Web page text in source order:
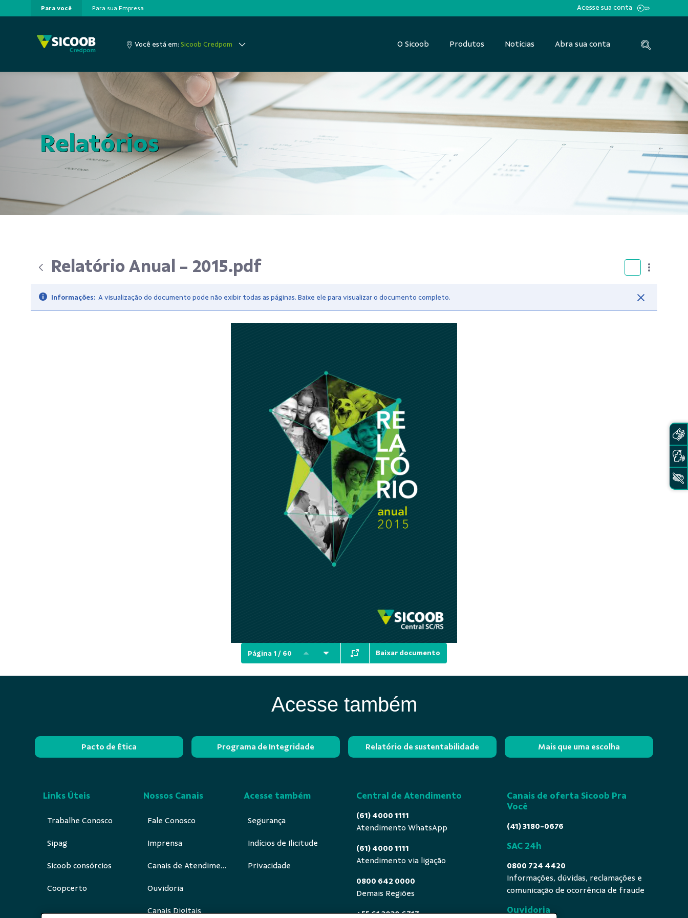
Pular para o Conteúdo principal
Para você Para sua Empresa Acesse sua conta
Você está em:Sicoob Credpom O Sicoob Produtos Notícias Abra sua conta
Relatórios
Relatório Anual - 2015.pdf
Informações: A visualização do documento pode não exibir todas as páginas. Baixe ele para visualizar o documento completo.
Página 1 / 60 Baixar documento
Acesse também
Pacto de Ética Programa de Integridade Relatório de sustentabilidade Mais que uma escolha
Links Úteis
Trabalhe Conosco
Sipag
Sicoob consórcios
Coopcerto
Nossos Canais
Fale Conosco
Imprensa
Canais de Atendimento
Ouvidoria
Canais Digitais
Acesse também
Segurança
Indícios de Ilicitude
Privacidade
Central de Atendimento
(61) 4000 1111
Atendimento WhatsApp
(61) 4000 1111
Atendimento via ligação
0800 642 0000
Demais Regiões
+55 61 3030 6717
Canais de oferta Sicoob Pra
Você
(41) 3180-0676
SAC 24h
0800 724 4420
Informações, dúvidas, reclamações e
comunicação de ocorrência de fraude
Ouvidoria